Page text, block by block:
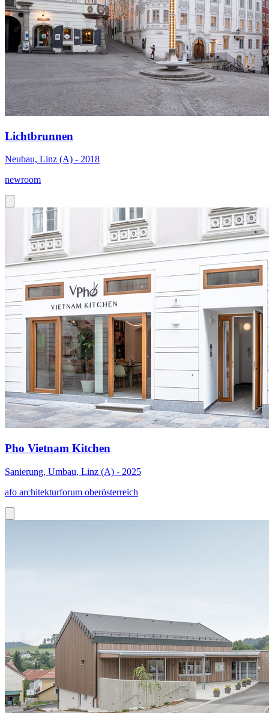
Lichtbrunnen
Neubau, Linz (A) - 2018
newroom
Pho Vietnam Kitchen
Sanierung, Umbau, Linz (A) - 2025
afo architekturforum oberösterreich